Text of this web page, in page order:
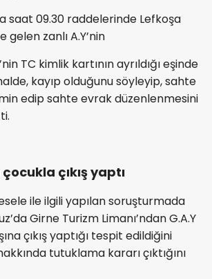
saat 09.30 raddelerinde Lefkoşa
gelen zanlı A.Y’nin
TC kimlik kartının ayrıldığı eşinde
kayıp olduğunu söyleyip, sahte
edip sahte evrak düzenlenmesini
çıkış yaptı
ile ilgili yapılan soruşturmada
Girne Turizm Limanı’ndan G.A.Y
çıkış yaptığı tespit edildiğini
tutuklama kararı çıktığını